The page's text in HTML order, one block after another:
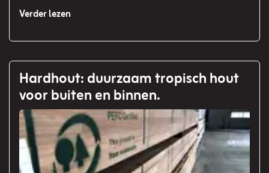
Verder lezen
Hardhout: duurzaam tropisch hout
voor buiten en binnen.